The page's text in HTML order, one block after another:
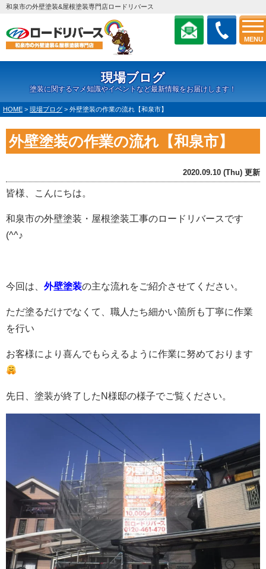
MENU
和泉市の外壁塗装&屋根塗装専門店ロードリバース
現場ブログ
塗装に関するマメ知識やイベントなど最新情報をお届けします！
HOME > 現場ブログ > 外壁塗装の作業の流れ【和泉市】
外壁塗装の作業の流れ【和泉市】
2020.09.10 (Thu) 更新
皆様、こんにちは。
和泉市の外壁塗装・屋根塗装工事のロードリバースです
(^^♪
今回は、 外壁塗装の主な流れをご紹介させてください。
ただ塗るだけでなくて、職人たち細かい箇所も丁寧に作業
を行い
お客様により喜んでもらえるように作業に努めております
先日、塗装が終了したN様邸の様子でご覧ください。